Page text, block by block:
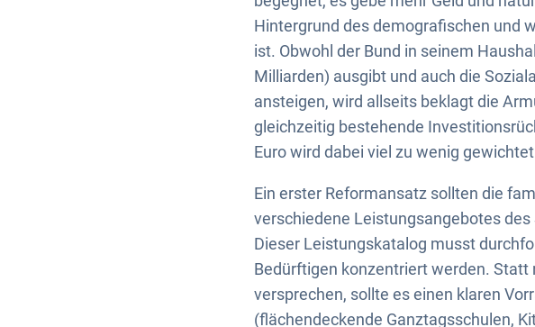
Hintergrund des demografischen und
ist. Obwohl der Bund in seinem
Milliarden) ausgibt und auch die
ansteigen, wird allseits beklagt die
gleichzeitig bestehende
Euro wird dabei viel zu wenig
Ein erster Reformansatz sollten die
verschiedene Leistungsangebotes
Dieser Leistungskatalog musst
Bedürftigen konzentriert werden.
versprechen, sollte es einen klaren
(flächendeckende Ganztagsschulen,